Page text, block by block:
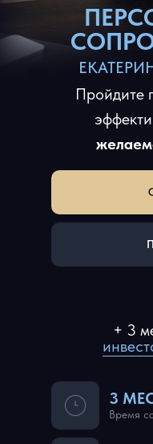
Пройдите
3
Время
+ 3